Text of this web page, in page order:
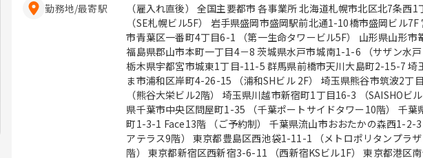
勤務地/最寄駅
（雇入れ直後） 全国主要都市 各事業所 北海道札幌市北区北7条西1
（SE札幌ビル5F） 岩手県盛岡市盛岡駅前北通1-10橋市盛岡ビル7F
市青葉区一番町4丁目6-1 （第一生命タワービル5F） 山形県山形市
福島県郡山市本町一丁目4－8 茨城県水戸市城南1-1-6 （サザン水戸
栃木県宇都宮市城東1丁目-11-5 群馬県前橋市天川大島町2-15-7 埼
ま市浦和区岸町4-26-15 （浦和SHビル 2F） 埼玉県熊谷市筑波2丁
（熊谷大栄ビル2階） 埼玉県川越市新宿町1丁目16-3 （SAISHOビ
県千葉市中央区問屋町1-35 （千葉ポートサイドタワー10階） 千葉
町1-3-1 Face13階 （ご予約制） 千葉県流山市おおたかの森西1-2-3
アテラス9階） 東京都豊島区西池袋1-11-1 （メトロポリタンプラ
階） 東京都新宿区西新宿3-6-11 （西新宿KSビル1F） 東京都港区